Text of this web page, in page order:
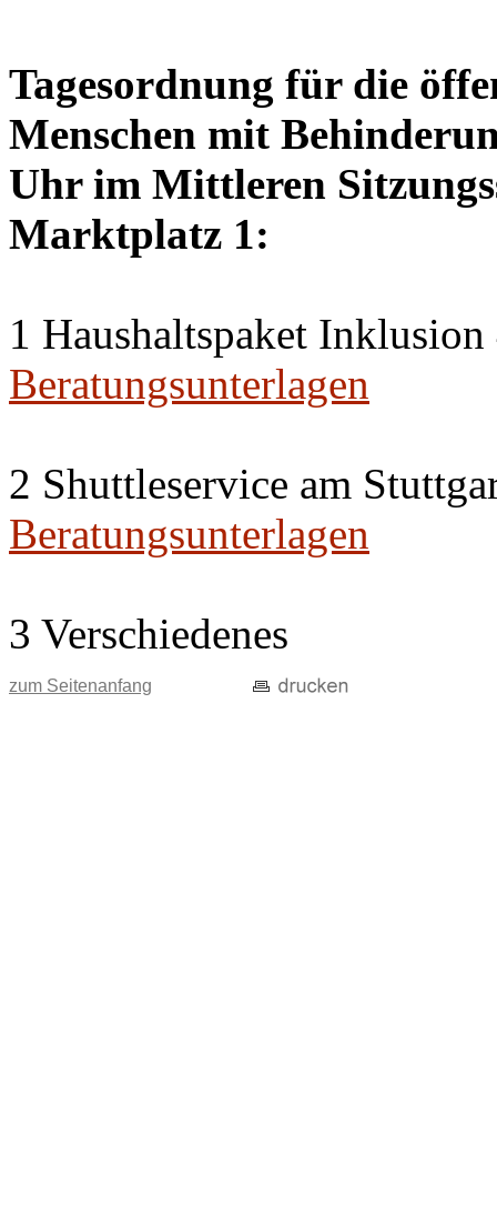
Tagesordnung für die
Menschen mit
Uhr im Mittleren
Marktplatz 1:
1 Haushaltspaket Inklusion
Beratungsunterlagen
2 Shuttleservice am
Beratungsunterlagen
3 Verschiedenes
zum Seitenanfang